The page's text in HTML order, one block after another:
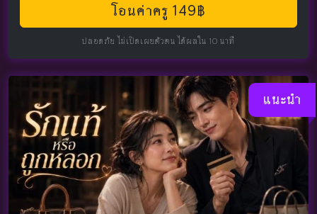
โอนค่าครู 149฿
ปลอดภัย ไม่เปิดเผยตัวตน ได้ผลใน 10 นาที
แนะนำ